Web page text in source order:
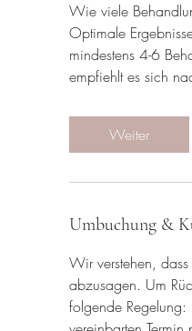
Wie viele
Optimale
mindestens 4-6
empfiehlt es sich
Weiter
Umbuchung &
Wir verstehen,
abzusagen. Um
folgende